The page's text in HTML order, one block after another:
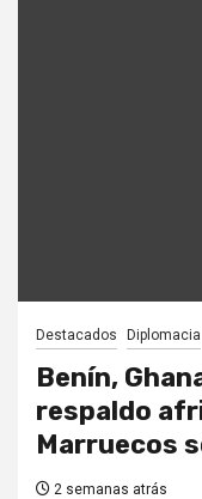
Destacados Diplomacia
Benín,
respaldo
Marruecos
2 semanas atrás